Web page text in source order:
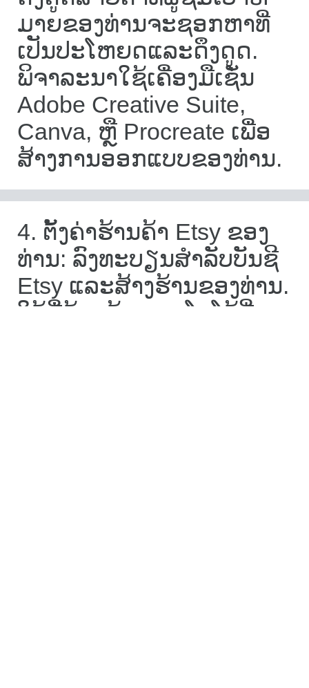
ມາຍຂອງທ່ານຈະຊອກຫາທີ່
ເປັນປະໂຫຍດແລະດຶງດູດ.
ພິຈາລະນາໃຊ້ເຄື່ອງມືເຊັ່ນ
Adobe Creative Suite,
Canva, ຫຼື Procreate ເພື່ອ
ສ້າງການອອກແບບຂອງທ່ານ.
4. ຕັ້ງຄ່າຮ້ານຄ້າ Etsy ຂອງ
ທ່ານ: ລົງທະບຽນສໍາລັບບັນຊີ
Etsy ແລະສ້າງຮ້ານຂອງທ່ານ.
ໃຊ້ຊື່ຮ້ານຄ້າ ແລະໂລໂກ້ທີ່